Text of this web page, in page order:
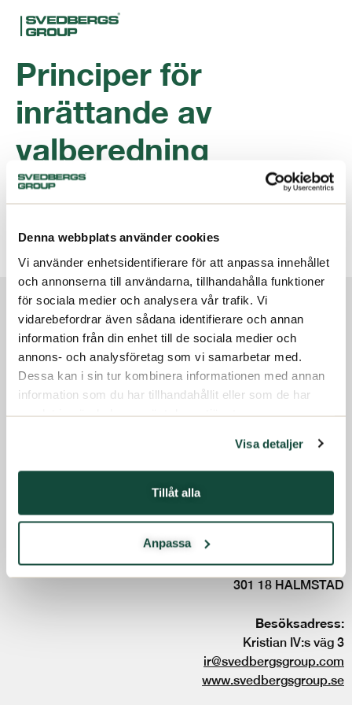
Denna webbplats använder cookies
Vi använder enhetsidentifierare för att anpassa innehållet
och annonserna till användarna, tillhandahålla funktioner
för sociala medier och analysera vår trafik. Vi
vidarebefordrar även sådana identifierare och annan
information från din enhet till de sociala medier och
annons- och analysföretag som vi samarbetar med.
Dessa kan i sin tur kombinera informationen med annan
information som du har tillhandahållit eller som de har
samlat in när du har använt deras tjänster.
Visa detaljer
Tillåt alla
Anpassa
Principer för
inrättande av
valberedning
ladda ner
Filtyp:
Om oss
Investerare
Press Kontakt
Terms and conditions
Code of conduct
Whistleblowing service
Box 840
301 18 HALMSTAD
Besöksadress:
Kristian IV:s väg 3
ir@svedbergsgroup.com
www.svedbergsgroup.se